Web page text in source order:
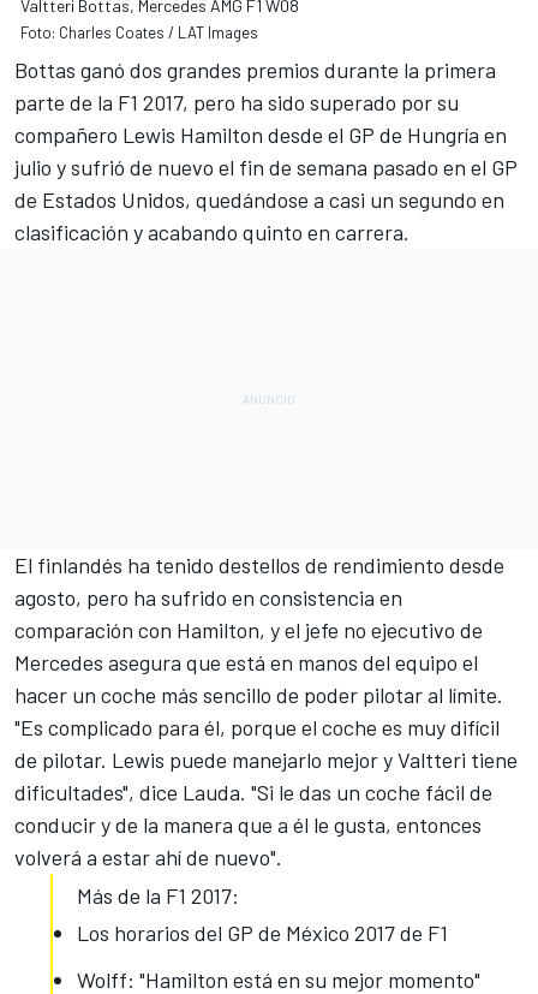
Valtteri Bottas, Mercedes AMG F1 W08
Foto: Charles Coates / LAT Images
Bottas ganó dos grandes premios durante la primera
parte de la F1 2017, pero ha sido superado por su
compañero Lewis Hamilton desde el GP de Hungría en
julio y sufrió de nuevo el fin de semana pasado en el GP
de Estados Unidos, quedándose a casi un segundo en
clasificación y acabando quinto en carrera.
El finlandés ha tenido destellos de rendimiento desde
agosto, pero ha sufrido en consistencia en
comparación con Hamilton, y el jefe no ejecutivo de
Mercedes asegura que está en manos del equipo el
hacer un coche más sencillo de poder pilotar al límite.
"Es complicado para él, porque el coche es muy difícil
de pilotar. Lewis puede manejarlo mejor y Valtteri tiene
dificultades", dice Lauda. "Si le das un coche fácil de
conducir y de la manera que a él le gusta, entonces
volverá a estar ahí de nuevo".
Más de la F1 2017:
Los horarios del GP de México 2017 de F1
Wolff: "Hamilton está en su mejor momento"